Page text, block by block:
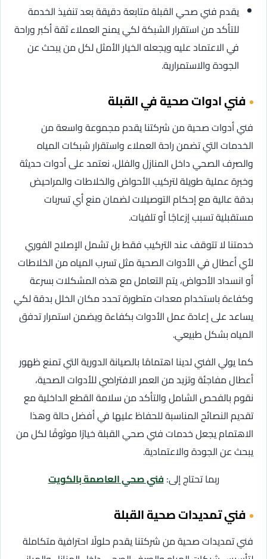
يقدم فني صحي القبلة متابعة دقيقة بعد تنفيذ الخدمة
للتأكد من استقرار الشبكة لكي يمنح العملاء ثقة أكبر وراحة
في الاعتماد عليه ويجعله الخيار الأمثل لكل من يبحث عن
الجودة والاستمرارية.
فني ادوات صحية في القبلة
فني أدوات صحية من شركتنا يقدم مجموعة واسعة من
الخدمات التي تضمن راحة العملاء واستقرار شبكات المياه
والصرف الصحي داخل المنازل والفلل، نعتمد على أدوات حديثة
وخبرة عملية طويلة لتركيب الأحواض والخلاطات والمراحيض
بدقة عالية مع إحكام التوصيلات لضمان منع أي تسربات
مستقبلية تسبب إزعاجًا أو تلفيات.
خدمتنا لا تتوقف عند التركيب فقط بل تشمل الإصلاح الفوري
لأي أعطال في الأدوات الصحية مثل تسرب المياه من الخلاطات
أو انسداد الأحواض، يتم التعامل مع هذه المشكلات بسرعة
وكفاءة باستخدام معدات متطورة تحدد مكان الخلل بدقة لكي
يساعد على إعادة عمل الأدوات بكفاءة ويضمن استمرار تدفق
المياه بشكل طبيعي.
كما يولي الفني لدينا اهتمامًا بالصيانة الدورية التي تمنع ظهور
أعطال مفاجئة وتزيد من العمر الافتراضي للأدوات الصحية،
نقوم بالفحص الشامل والتأكد من سلامة القطع الداخلية مع
تقديم النصائح المناسبة للحفاظ عليها في أفضل حالة وهذا
الاهتمام يجعل خدمات فني صحي القبلة خيارًا موثوقًا لكل من
يبحث عن الجودة والاعتمادية.
ربما تحتاج إلى:فني صحي العاصمة بالكويت
فني تمديدات صحية القبلة
فني تمديدات صحية من شركتنا يقدم حلولًا احترافية متكاملة